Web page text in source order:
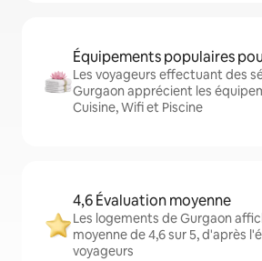
Équipements populaires
Les voyageurs effectuant des
Gurgaon apprécient les
Cuisine, Wifi et Piscine
4,6 Évaluation moyenne
Les logements de Gurgaon
moyenne de 4,6 sur 5, d'après
voyageurs